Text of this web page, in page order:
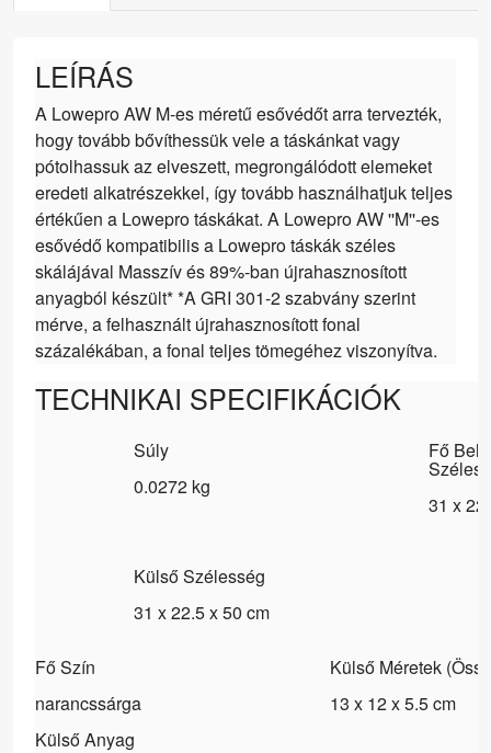
LEÍRÁS
A Lowepro AW M-es méretű esővédőt arra tervezték,
hogy tovább bővíthessük vele a táskánkat vagy
pótolhassuk az elveszett, megrongálódott elemeket
eredeti alkatrészekkel, így tovább használhatjuk teljes
értékűen a Lowepro táskákat. A Lowepro AW ''M''-es
esővédő kompatibilis a Lowepro táskák széles
skálájával Masszív és 89%-ban újrahasznosított
anyagból készült* *A GRI 301-2 szabvány szerint
mérve, a felhasznált újrahasznosított fonal
százalékában, a fonal teljes tömegéhez viszonyítva.
TECHNIKAI SPECIFIKÁCIÓK
Súly
0.0272 kg
Fő Szín
narancssárga
Fő
31 x
Külső Szélesség
31 x 22.5 x 50 cm
Külső Méretek
13 x 12 x 5.5 cm
Külső Anyag